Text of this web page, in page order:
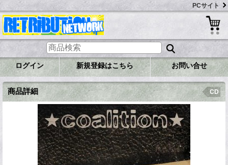
PCサイト
ログイン 新規登録はこちら お問い合せ
商品詳細 CD